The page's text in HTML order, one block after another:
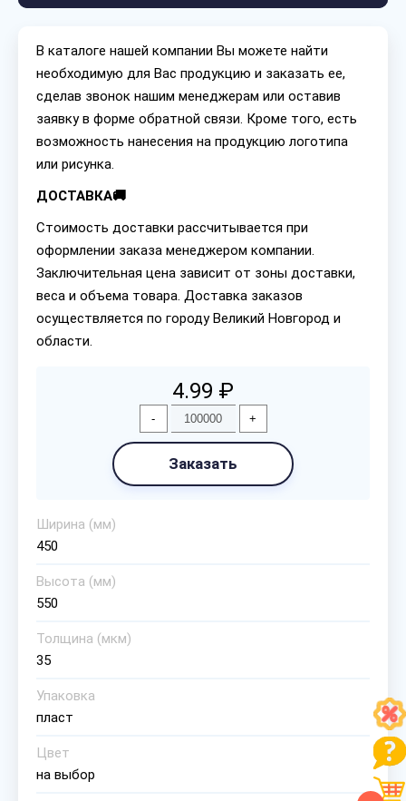
В каталоге нашей компании Вы можете найти
необходимую для Вас продукцию и заказать ее,
сделав звонок нашим менеджерам или оставив
заявку в форме обратной связи. Кроме того, есть
возможность нанесения на продукцию логотипа
или рисунка.
ДОСТАВКА🚚
Стоимость доставки рассчитывается при
оформлении заказа менеджером компании.
Заключительная цена зависит от зоны доставки,
веса и объема товара. Доставка заказов
осуществляется по городу Великий Новгород и
области.
4.99 ₽
- +
Заказать
Ширина (мм)
450
Высота (мм)
550
Толщина (мкм)
35
Упаковка
пласт
Цвет
на выбор